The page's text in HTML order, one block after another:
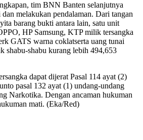
tim BNN Banten selanjutnya
melakukan pendalaman. Dari tangan
barang bukti antara lain, satu unit
HP Samsung, KTP milik tersangka
GATS warna coklatserta uang tunai
shabu-shabu kurang lebih 494,653
dapat dijerat Pasal 114 ayat (2)
pasal 132 ayat (1) undang-undang
Narkotika. Dengan ancaman hukuman
mati. (Eka/Red)